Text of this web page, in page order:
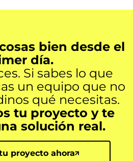
bien desde el
día.
Si sabes lo que
un equipo que no
qué necesitas.
tu proyecto y te
solución real.
proyecto ahora